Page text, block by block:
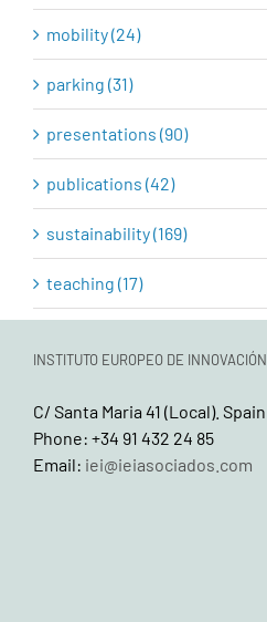
mobility (24)
parking (31)
presentations (90)
publications (42)
sustainability (169)
teaching (17)
INSTITUTO EUROPEO DE INNOVACIÓN
C/ Santa Maria 41 (Local). Spain
Phone: +34 91 432 24 85
Email: iei@ieiasociados.com